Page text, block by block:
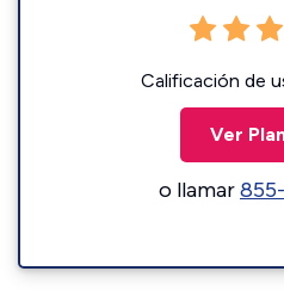
Calificación de
Ver
o llamar